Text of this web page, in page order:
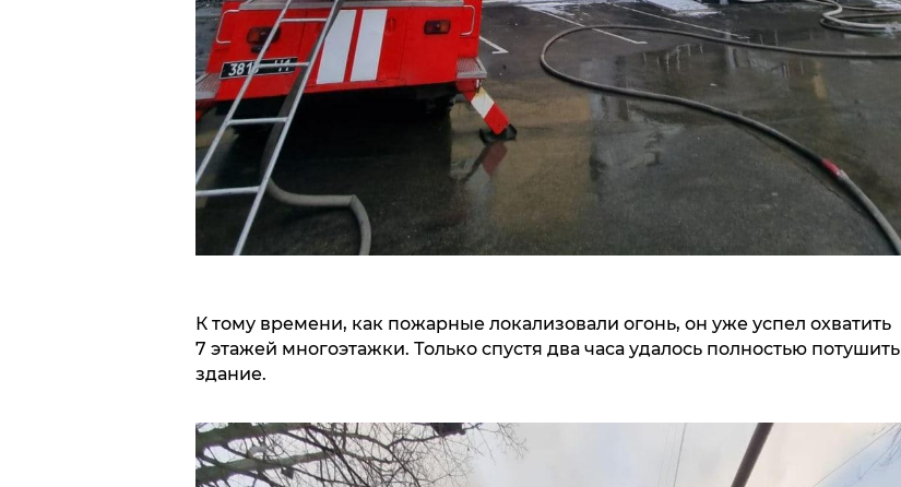
К тому времени, как пожарные локализовали огонь, он уже успел охватить
7 этажей многоэтажки. Только спустя два часа удалось полностью потушить
здание.